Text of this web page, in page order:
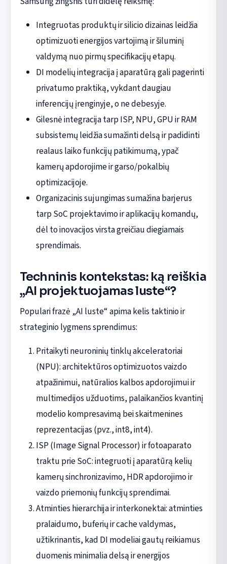
Integruotas produktų ir silicio dizainas leidžia
optimizuoti energijos vartojimą ir šiluminį
valdymą nuo pirmų specifikacijų etapų.
DI modelių integracija į aparatūrą gali pagerinti
privatumo praktiką, vykdant daugiau
inferencijų įrenginyje, o ne debesyje.
Gilesnė integracija tarp ISP, NPU, GPU ir RAM
subsistemų leidžia sumažinti delsą ir padidinti
realaus laiko funkcijų patikimumą, ypač
kamerų apdorojime ir garso/pokalbių
optimizacijoje.
Organizacinis sujungimas sumažina barjerus
tarp SoC projektavimo ir aplikacijų komandų,
dėl to inovacijos virsta greičiau diegiamais
sprendimais.
Techninis kontekstas: ką reiškia
„AI projektuojamas luste“?
Populari frazė „AI luste“ apima kelis taktinio ir
strateginio lygmens sprendimus:
Pritaikyti neuroninių tinklų akceleratoriai
(NPU): architektūros optimizuotos vaizdo
atpažinimui, natūralios kalbos apdorojimui ir
multimedijos užduotims, palaikančios kvantinį
modelio kompresavimą bei skaitmenines
reprezentacijas (pvz., int8, int4).
ISP (Image Signal Processor) ir fotoaparato
traktu prie SoC: integruoti į aparatūrą kelių
kamerų sinchronizavimo, HDR apdorojimo ir
vaizdo priemonių funkcijų sprendimai.
Atminties hierarchija ir interkonektai: atminties
pralaidumo, buferių ir cache valdymas,
užtikrinantis, kad DI modeliai gautų reikiamus
duomenis minimalia delsą ir energijos